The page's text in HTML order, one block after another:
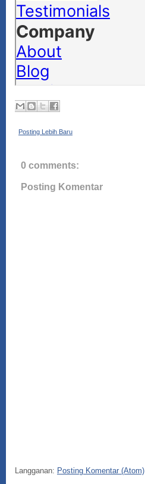
Posting Lebih Baru
0 comments:
Posting Komentar
Langganan: Posting Komentar (Atom)